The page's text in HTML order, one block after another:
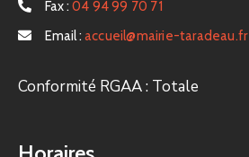
Fax : 04 94 99 70 71
Email : accueil@mairie-taradeau.fr
Conformité RGAA : Totale